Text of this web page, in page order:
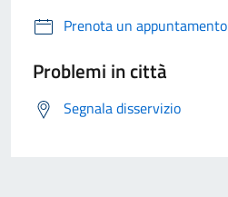
Prenota un appuntamento
Problemi in città
Segnala disservizio